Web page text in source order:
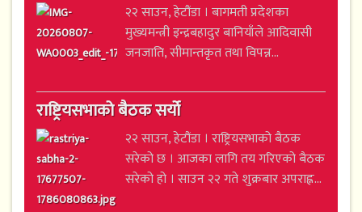
२२ साउन, हेटौंडा । बागमती प्रदेशका
मुख्यमन्त्री इन्द्रबहादुर बानियाँले आदिवासी
जनजाति, सीमान्तकृत तथा विपन्न...
राष्ट्रियसभाको बैठक सर्यो
२२ साउन, हेटौंडा । राष्ट्रियसभाको बैठक
सरेको छ । आजका लागि तय गरिएको बैठक
सरेको हो । साउन २२ गते शुक्रबार अपराह्न...